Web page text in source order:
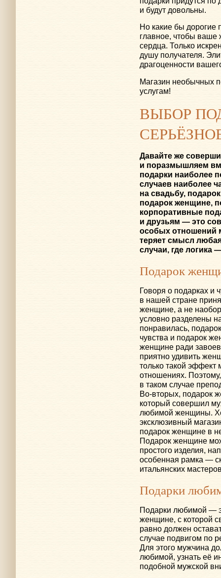
и будут довольны.
Но какие бы
главное, чтобы ваше
сердца. Только
душу получателя.
драгоценности
Магазин необычных
услугам!
ВЫБОР
Давайте же
и поразмышляем
подарки наиболее
случаев наиболее
на свадьбу,
подарок женщине,
корпоративные
и друзьям — это
особых отношений
теряет смысл
случаи, где логика
Подарок
Говоря о подарках и
в нашей стране
женщине, а не
условно разделены
понравилась,
чувства и подарок
женщине ради
приятно удивить
только такой эффект
отношениях.
в таком случае
Во-вторых, подарок
который совершил
любимой женщины.
эксклюзивный
подарок женщине в
Подарок женщине
простого изделия,
особенная рамка —
итальянских
Подарки
Подарки любимой —
женщине, с которой
равно должен
случае подвигом по
Для этого мужчина
любимой, узнать её
подобной мужской